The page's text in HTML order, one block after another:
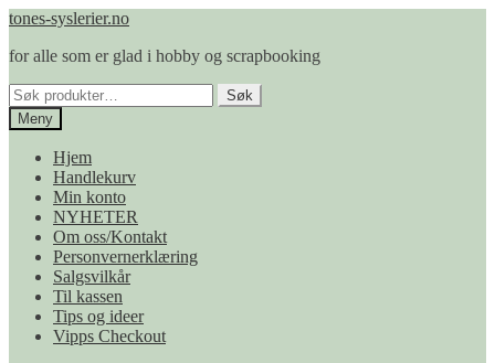
Hopp
navigasjon
Hopp
innhold
tones-syslerier.no
for alle som er glad i hobby og scrapbooking
Søk
etter:
Søk
Meny
Hjem
Handlekurv
Min konto
NYHETER
Om oss/Kontakt
Personvernerklæring
Salgsvilkår
Til kassen
Tips og ideer
Vipps Checkout